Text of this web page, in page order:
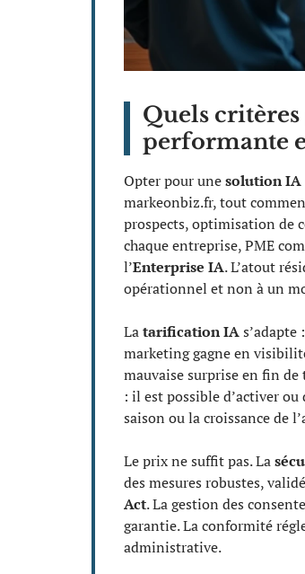
Quels
performante
Opter pour unesolution IA
markeonbiz.fr, tout
prospects, optimisation de
chaque entreprise, PME
l’Enterprise IA. L’atout
opérationnel et non à un
Latarification IAs’adapte :
marketing gagne en
mauvaise surprise en fin
: il est possible d’activer
saison ou la croissance de
Le prix ne suffit pas. La
des mesures robustes,
Act. La gestion des
garantie. La conformité
administrative.